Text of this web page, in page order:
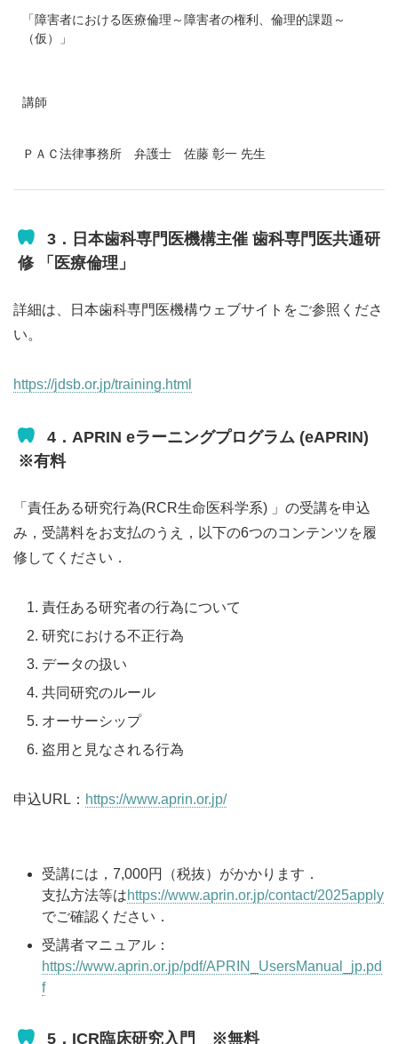
「障害者における医療倫理～障害者の権利、倫理的課題～
（仮）」
講師
ＰＡＣ法律事務所 弁護士 佐藤 彰一 先生
3．日本歯科専門医機構主催 歯科専門医共通研
修 「医療倫理」
詳細は、日本歯科専門医機構ウェブサイトをご参照くださ
い。
https://jdsb.or.jp/training.html
4．APRIN eラーニングプログラム (eAPRIN)
※有料
「責任ある研究行為(RCR生命医科学系) 」の受講を申込
み，受講料をお支払のうえ，以下の6つのコンテンツを履
修してください．
責任ある研究者の行為について
研究における不正行為
データの扱い
共同研究のルール
オーサーシップ
盗用と見なされる行為
申込URL： https://www.aprin.or.jp/
受講には，7,000円（税抜）がかかります．
支払方法等はhttps://www.aprin.or.jp/contact/2025apply
でご確認ください．
受講者マニュアル：
https://www.aprin.or.jp/pdf/APRIN_UsersManual_jp.pd
f
5．ICR臨床研究入門 ※無料